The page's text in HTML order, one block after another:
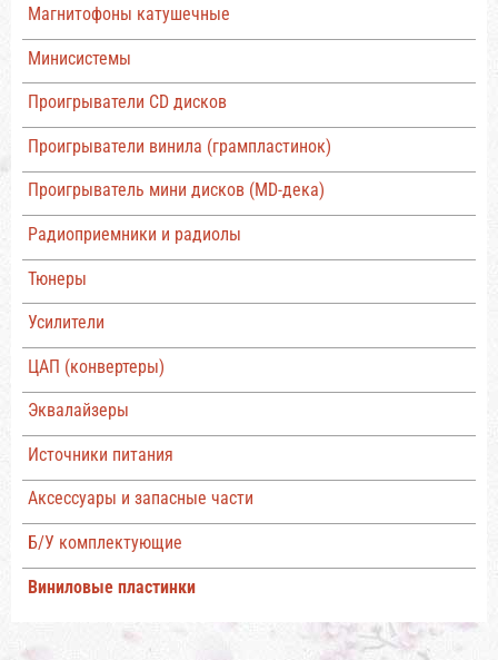
Магнитофоны катушечные
Минисистемы
Проигрыватели CD дисков
Проигрыватели винила (грампластинок)
Проигрыватель мини дисков (MD-дека)
Радиоприемники и радиолы
Тюнеры
Усилители
ЦАП (конвертеры)
Эквалайзеры
Источники питания
Аксессуары и запасные части
Б/У комплектующие
Виниловые пластинки